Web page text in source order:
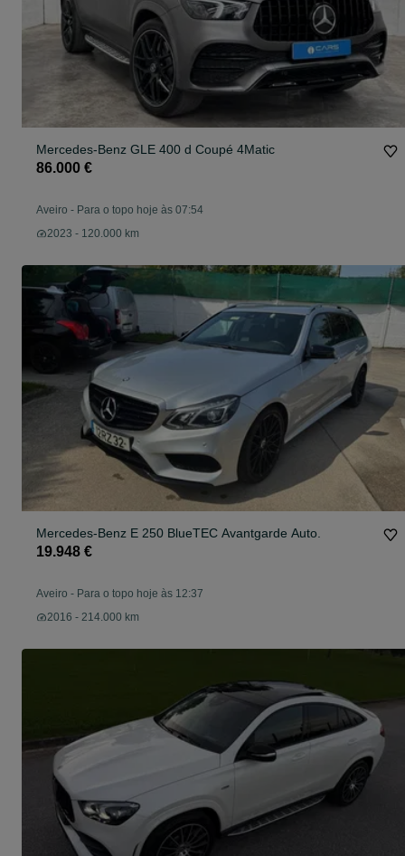
Mercedes-Benz GLE 400 d Coupé 4Matic
86.000 €
Aveiro - Para o topo hoje às 07:54
2023 - 120.000 km
Mercedes-Benz E 250 BlueTEC Avantgarde Auto.
19.948 €
Aveiro - Para o topo hoje às 12:37
2016 - 214.000 km